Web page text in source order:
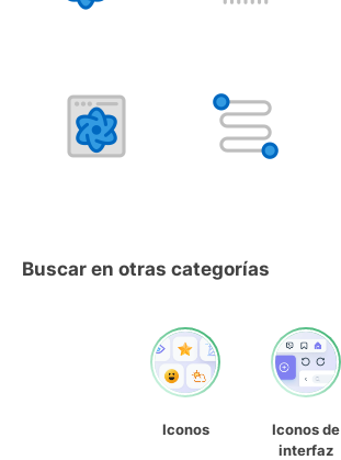
Buscar en otras categorías
Iconos
Iconos de
interfaz